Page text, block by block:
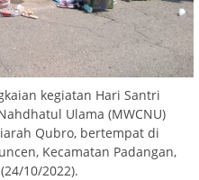
kegiatan Hari Santri
Ulama (MWCNU)
Qubro, bertempat di
Kecamatan Padangan,
10/2022).